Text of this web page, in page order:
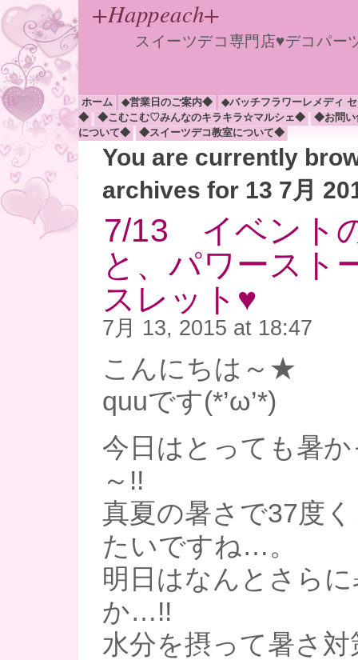
+Happeach+
スイーツデコ専門店♥デコパ
ホーム ◆営業日のご案内◆
◆バッチフラワーレメディ
◆
◆こむこむ♡みんなのキラキラ☆マルシェ◆
◆お問
について◆
◆スイーツデコ教室について◆
You are currently
archives for 13 7月
7/13 イベント
と、パワースト
スレット♥
7月 13, 2015 at 18:47
こんにちは～★
quuです(*’ω’*)
今日はとっても暑
～!!
真夏の暑さで37度
たいですね…。
明日はなんとさら
か…!!
水分を摂って暑さ